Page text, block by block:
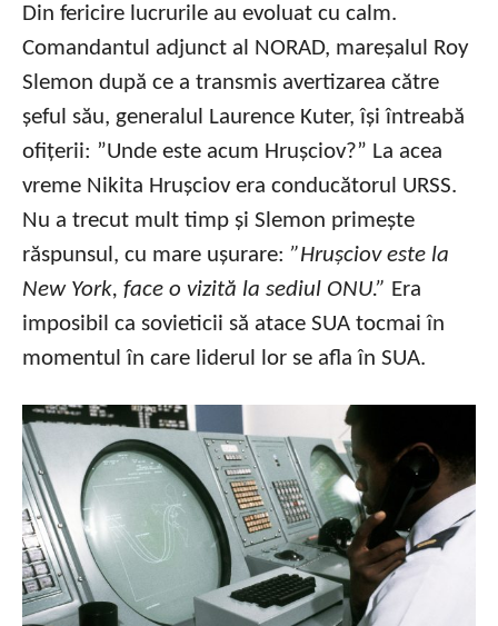
Din fericire lucrurile au evoluat cu calm.
Comandantul adjunct al NORAD, mareșalul Roy
Slemon după ce a transmis avertizarea către
șeful său, generalul Laurence Kuter, își întreabă
ofițerii: ”Unde este acum Hrușciov?” La acea
vreme Nikita Hrușciov era conducătorul URSS.
Nu a trecut mult timp și Slemon primește
răspunsul, cu mare ușurare: ”Hrușciov este la
New York, face o vizită la sediul ONU.” Era
imposibil ca sovieticii să atace SUA tocmai în
momentul în care liderul lor se afla în SUA.